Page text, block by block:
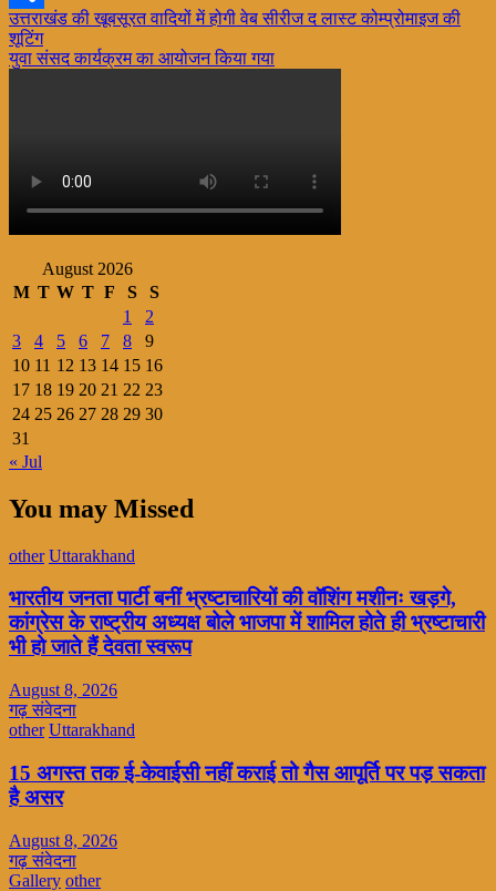
Share
Post
navigation
उत्तराखंड की खूबसूरत वादियों में होगी वेब सीरीज द लास्ट कोम्प्रोमाइज की
शूटिंग
युवा संसद कार्यक्रम का आयोजन किया गया
August 2026
M T W T F S
S
1
2
3
4 5 6 7 8
9
10 11 12 13 14 15 16
17 18 19 20 21 22 23
24 25 26 27 28 29 30
31
« Jul
You may Missed
other Uttarakhand
भारतीय जनता पार्टी बनीं भ्रष्टाचारियों की वॉशिंग मशीनः खड़गे,
कांग्रेस के राष्ट्रीय अध्यक्ष बोले भाजपा में शामिल होते ही भ्रष्टाचारी
भी हो जाते हैं देवता स्वरूप
August 8, 2026
गढ़ संवेदना
other Uttarakhand
15 अगस्त तक ई-केवाईसी नहीं कराई तो गैस आपूर्ति पर पड़ सकता
है असर
August 8, 2026
गढ़ संवेदना
Gallery other